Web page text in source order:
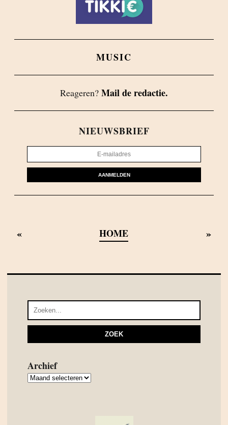
MUSIC
Reageren? Mail de redactie.
NIEUWSBRIEF
AANMELDEN
« HOME »
Archief
Archief